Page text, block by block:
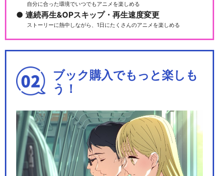
自分に合った環境でいつでもアニメを楽しめる
連続再生&OPスキップ・再生速度変更
ストーリーに熱中しながら、1日にたくさんのアニメを楽しめる
ブック購入でもっと楽しも
う！